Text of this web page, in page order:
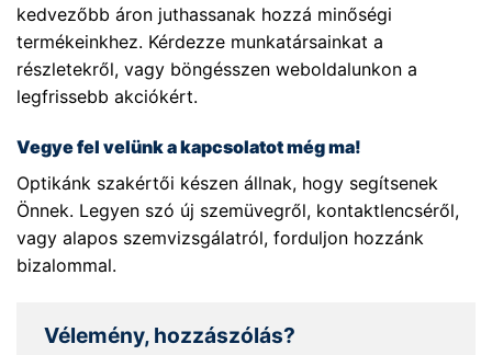
kedvezőbb áron juthassanak hozzá minőségi
termékeinkhez. Kérdezze munkatársainkat a
részletekről, vagy böngésszen weboldalunkon a
legfrissebb akciókért.
Vegye fel velünk a kapcsolatot még ma!
Optikánk szakértői készen állnak, hogy segítsenek
Önnek. Legyen szó új szemüvegről, kontaktlencséről,
vagy alapos szemvizsgálatról, forduljon hozzánk
bizalommal.
Vélemény, hozzászólás?